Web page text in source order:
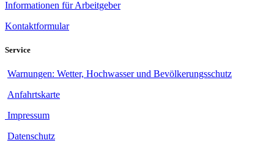
Informationen für Arbeitgeber
Kontaktformular
Service
Warnungen: Wetter, Hochwasser und Bevölkerungsschutz
Anfahrtskarte
Impressum
Datenschutz